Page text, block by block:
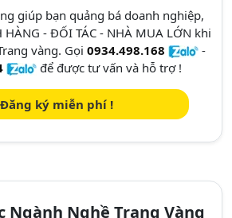
giúp bạn quảng bá doanh nghiệp,
HÀNG - ĐỐI TÁC - NHÀ MUA LỚN khi
vàng. Gọi 0934.498.168
-
để được tư vấn và hỗ trợ !
Đăng ký miễn phí !
Ngành Nghề Trang Vàng